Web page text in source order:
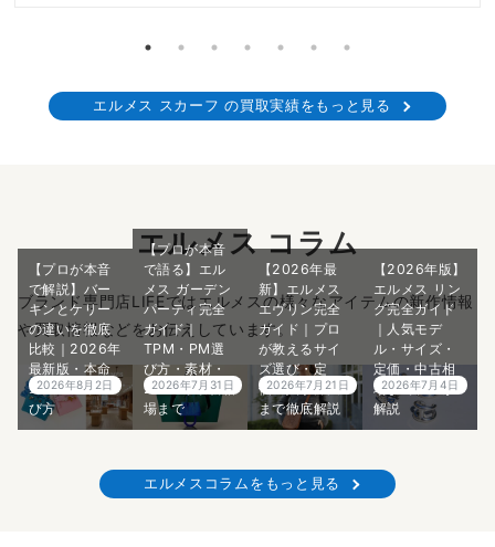
エルメス スカーフ の買取実績をもっと見る
エルメス コラム
ブランド専門店LIFEではエルメスの様々なアイテムの新作情報
や買取情報などをお伝えしています。
【プロが本音
で解説】バー
キンとケリー
の違いを徹底
比較｜2026年
最新版・本命
エルメスの選
び方
2026年8月2日
【プロが本音
で語る】エル
メス ガーデン
パーティ完全
ガイド｜
TPM・PM選
び方・素材・
2026年最新相
場まで
2026年7月31日
【2026年最
新】エルメス
エヴリン完全
ガイド｜プロ
が教えるサイ
ズ選び・定
価・入手方法
まで徹底解説
2026年7月21日
【2026年版】
エルメス リン
グ完全ガイド
｜人気モデ
ル・サイズ・
定価・中古相
場までプロが
解説
2026年7月4日
エルメスコラムをもっと見る